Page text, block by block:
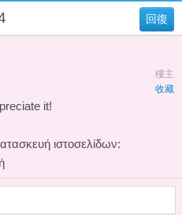
回復
樓主
收藏
it!
ιστοσελίδων: